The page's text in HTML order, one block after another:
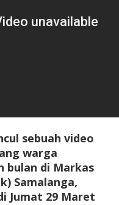
sebuah video
warga
bulan di Markas
Samalanga,
Jumat 29 Maret